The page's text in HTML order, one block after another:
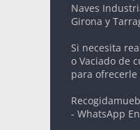
Naves
Girona y
Si necesita
o Vaciado de
para ofrecerle
- WhatsApp